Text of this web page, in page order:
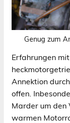
Genug zum
Erfahrungen
Annektion
offen.
Marder um den
warmen